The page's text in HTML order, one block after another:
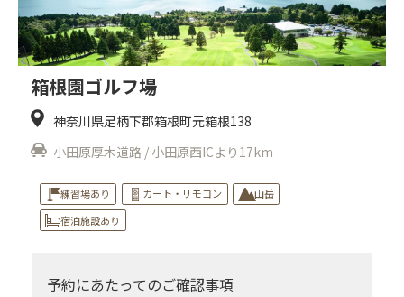
箱根園ゴルフ場
神奈川県足柄下郡箱根町元箱根138
小田原厚木道路 / 小田原西ICより17km
練習場あり カート・リモコン
山岳
宿泊施設あり
予約にあたってのご確認事項